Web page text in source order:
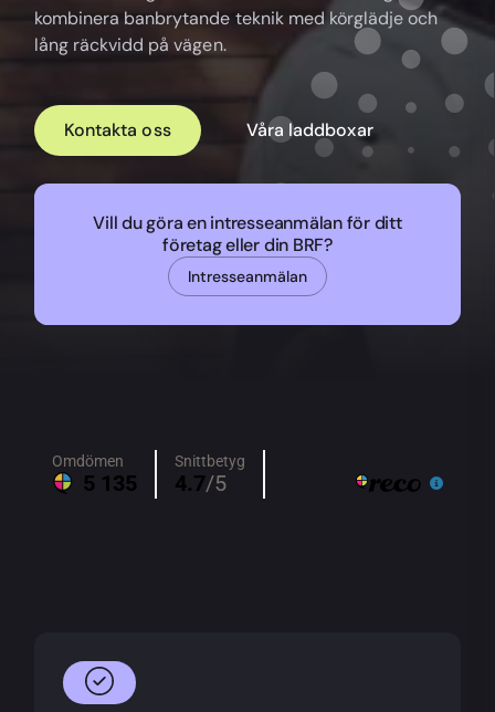
kombinera banbrytande teknik med körglädje och
lång räckvidd på vägen.
Kontakta oss Våra laddboxar
Vill du göra en intresseanmälan för ditt
företag eller din BRF?
Intresseanmälan